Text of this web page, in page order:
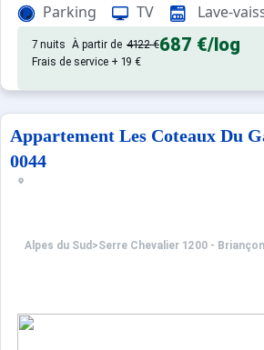
Parking TV Lave-
7 nuits À partir de 4122 €687 €/log
Frais de service + 19 €
Appartement Les Coteaux Du
0044
Alpes du Sud >Serre Chevalier 1200 - Briançon